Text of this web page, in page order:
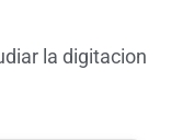
la digitacion